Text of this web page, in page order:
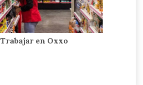
Trabajar en Oxxo